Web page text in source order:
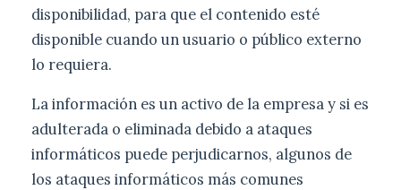
disponibilidad, para que el contenido esté
disponible cuando un usuario o público externo
lo requiera.
La información es un activo de la empresa y si es
adulterada o eliminada debido a ataques
informáticos puede perjudicarnos, algunos de
los ataques informáticos más comunes